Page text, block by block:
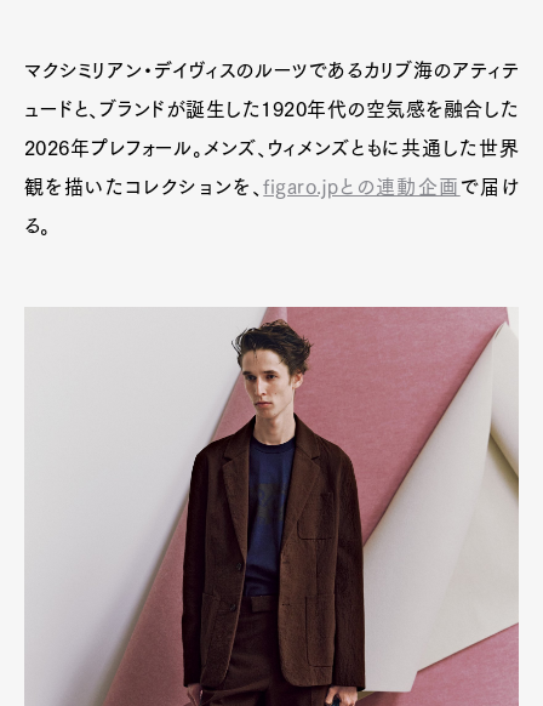
マクシミリアン・デイヴィスのルーツであるカリブ海のアティテ
ュードと、ブランドが誕生した1920年代の空気感を融合した
2026年プレフォール。メンズ、ウィメンズともに共通した世界
観を描いたコレクションを、figaro.jpとの連動企画 で届け
る。